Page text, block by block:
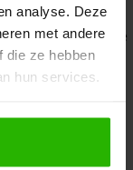
analyse. Deze
met andere
die ze hebben
hun services.
en
occurred while
console for more